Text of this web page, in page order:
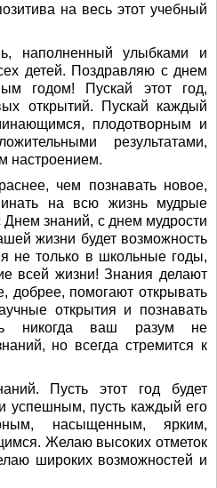
на весь этот учебный
наполненный улыбками и
детей. Поздравляю с днем
годом! Пускай этот год,
открытий. Пускай каждый
плодотворным и
результатами,
настроением.
чем познавать новое,
на всю жизнь мудрые
знаний, с днем мудрости
жизни будет возможность
не только в школьные годы,
всей жизни! Знания делают
добрее, помогают открывать
открытия и познавать
никогда ваш разум не
но всегда стремится к
Пусть этот год будет
успешным, пусть каждый его
насыщенным, ярким,
Желаю высоких отметок
широких возможностей и